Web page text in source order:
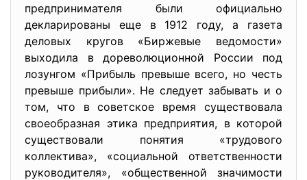
предпринимателя были официально
декларированы еще в 1912 году, а газета
деловых кругов «Биржевые ведомости»
выходила в дореволюционной России под
лозунгом «Прибыль превыше всего, но честь
превыше прибыли». Не следует забывать и о
том, что в советское время существовала
своеобразная этика предприятия, в которой
существовали понятия «трудового
коллектива», «социальной ответственности
руководителя», «общественной значимости